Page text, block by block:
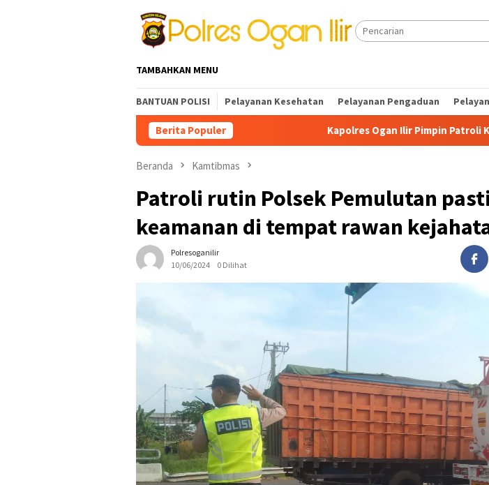
TAMBAHKAN MENU
BANTUAN POLISI Pelayanan Kesehatan Pelayanan Pengaduan
Berita PopulerKapolres Ogan Ilir Pimpin Patroli Karhutla Gunakan Drone
Beranda Kamtibmas
Patroli rutin Polsek Pemulutan
keamanan di tempat rawan
Polresoganilir
10/06/2024
0 Dilihat